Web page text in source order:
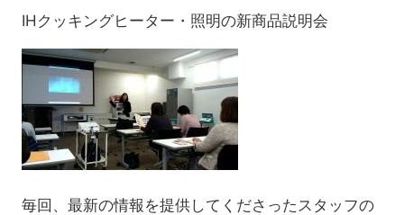
IHクッキングヒーター・照明の新商品説明会
毎回、最新の情報を提供してくださったスタッフの